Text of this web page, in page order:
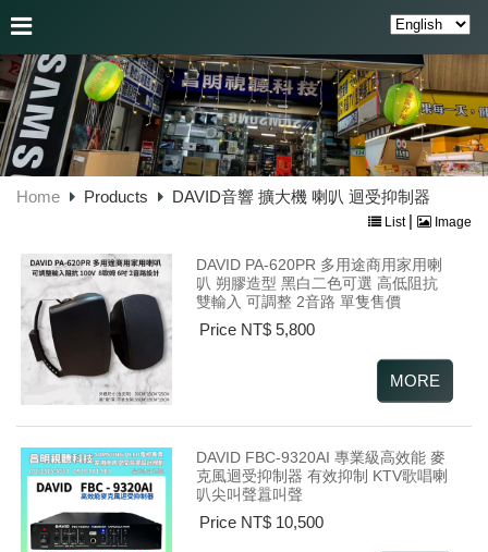
Home Products DAVID音響 擴大機 喇叭 迴受抑制器
List | Image
DAVID PA-620PR 多用途商用家用喇
叭 朔膠造型 黑白二色可選 高低阻抗
雙輸入 可調整 2音路 單隻售價
Price NT$ 5,800
DAVID FBC-9320AI 專業級高效能 麥
克風迴受抑制器 有效抑制 KTV歌唱喇
叭尖叫聲囂叫聲
Price NT$ 10,500